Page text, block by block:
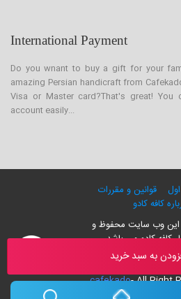
به سبد خرید
International Payment
Do you wnant to buy a gift for your
amazing Persian handicraft from
Visa or Master card?That's great!
account easily...
قوانین و مقررات
کافه کادو
این وب سایت محفوظ و
کافه کادو می باشد
۲۱-۲۶۴۲۸۸۶۰
cafekado- All Right